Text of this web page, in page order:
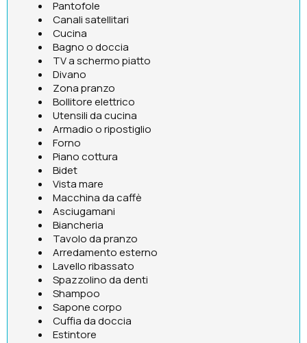
Pantofole
Canali satellitari
Cucina
Bagno o doccia
TV a schermo piatto
Divano
Zona pranzo
Bollitore elettrico
Utensili da cucina
Armadio o ripostiglio
Forno
Piano cottura
Bidet
Vista mare
Macchina da caffè
Asciugamani
Biancheria
Tavolo da pranzo
Arredamento esterno
Lavello ribassato
Spazzolino da denti
Shampoo
Sapone corpo
Cuffia da doccia
Estintore